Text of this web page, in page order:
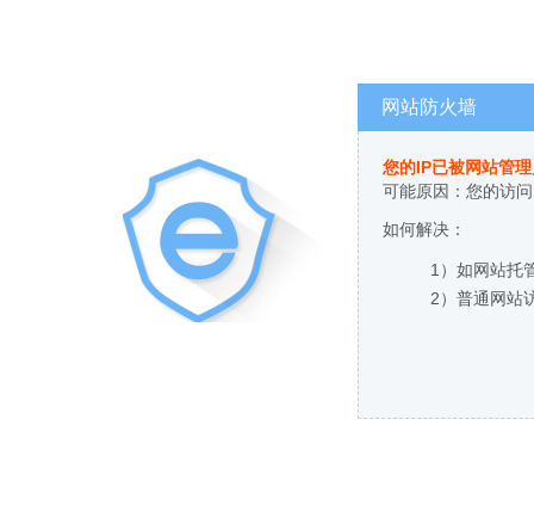
网站防火墙
您的IP已被网站管
可能原因：您的访
如何解决：
1）如网站托
2）普通网站